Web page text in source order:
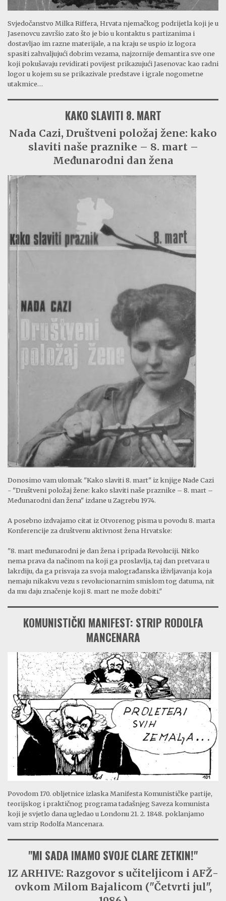
Svjedočanstvo Milka Riffera, Hrvata njemačkog podrijetla koji je u
Jasenovcu završio zato što je bio u kontaktu s partizanima i
dostavljao im razne materijale, a na kraju se uspio iz logora
spasiti zahvaljujući dobrim vezama, najzornije demantira sve one
koji pokušavaju revidirati povijest prikazujući Jasenovac kao radni
logor u kojem su se prikazivale predstave i igrale nogometne
utakmice…
KAKO SLAVITI 8. MART
Nada Cazi, Društveni položaj žene: kako
slaviti naše praznike – 8. mart –
Međunarodni dan žena
Donosimo vam ulomak "Kako slaviti 8. mart" iz knjige Nade Cazi
- "Društveni položaj žene: kako slaviti naše praznike – 8. mart –
Međunarodni dan žena" izdane u Zagrebu 1974.
A posebno izdvajamo citat iz Otvorenog pisma u povodu 8. marta
Konferencije za društvenu aktivnost žena Hrvatske:
"8. mart međunarodni je dan žena i pripada Revoluciji. Nitko
nema prava da načinom na koji ga proslavlja, taj dan pretvara u
lakrdiju, da ga prisvaja za svoja malograđanska iživljavanja koja
nemaju nikakvu vezu s revolucionarnim smislom tog datuma, nit
da mu daju značenje koji 8. mart ne može dobiti."
KOMUNISTIČKI MANIFEST: STRIP RODOLFA
MANCENARA
Povodom 170. obljetnice izlaska Manifesta Komunističke partije,
teorijskog i praktičnog programa tadašnjeg Saveza komunista
koji je svjetlo dana ugledao u Londonu 21. 2. 1848. poklanjamo
vam strip Rodolfa Mancenara.
"MI SADA IMAMO SVOJE CLARE ZETKIN!"
IZ ARHIVE: Razgovor s učiteljicom i AFŽ-
ovkom Milom Bajalicom ("Četvrti jul",